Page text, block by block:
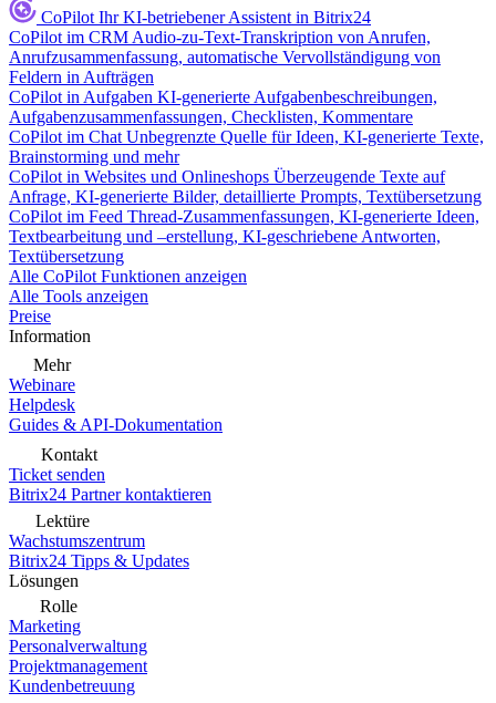
CoPilot Ihr KI-betriebener Assistent in Bitrix24
CoPilot im CRM Audio-zu-Text-Transkription von Anrufen,
Anrufzusammenfassung, automatische Vervollständigung von
Feldern in Aufträgen
CoPilot in Aufgaben KI-generierte Aufgabenbeschreibungen,
Aufgabenzusammenfassungen, Checklisten, Kommentare
CoPilot im Chat Unbegrenzte Quelle für Ideen, KI-generierte Texte,
Brainstorming und mehr
CoPilot in Websites und Onlineshops Überzeugende Texte auf
Anfrage, KI-generierte Bilder, detaillierte Prompts, Textübersetzung
CoPilot im Feed Thread-Zusammenfassungen, KI-generierte Ideen,
Textbearbeitung und –erstellung, KI-geschriebene Antworten,
Textübersetzung
Alle CoPilot Funktionen anzeigen
Alle Tools anzeigen
Preise
Information
Mehr
Webinare
Helpdesk
Guides & API-Dokumentation
Kontakt
Ticket senden
Bitrix24 Partner kontaktieren
Lektüre
Wachstumszentrum
Bitrix24 Tipps & Updates
Lösungen
Rolle
Marketing
Personalverwaltung
Projektmanagement
Kundenbetreuung